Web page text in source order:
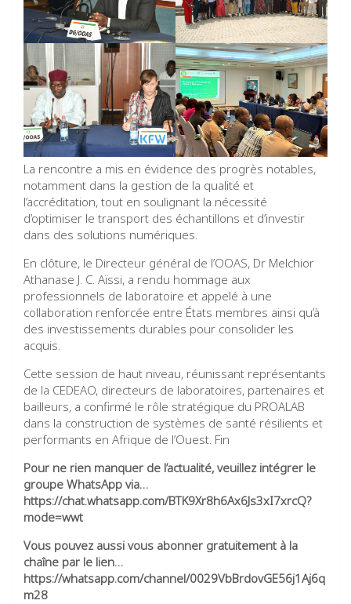
La rencontre a mis en évidence des progrès notables,
notamment dans la gestion de la qualité et
l’accréditation, tout en soulignant la nécessité
d’optimiser le transport des échantillons et d’investir
dans des solutions numériques.
En clôture, le Directeur général de l’OOAS, Dr Melchior
Athanase J. C. Aïssi, a rendu hommage aux
professionnels de laboratoire et appelé à une
collaboration renforcée entre États membres ainsi qu’à
des investissements durables pour consolider les
acquis.
Cette session de haut niveau, réunissant représentants
de la CEDEAO, directeurs de laboratoires, partenaires et
bailleurs, a confirmé le rôle stratégique du PROALAB
dans la construction de systèmes de santé résilients et
performants en Afrique de l’Ouest. Fin
Pour ne rien manquer de l’actualité, veuillez intégrer le
groupe WhatsApp via…
https://chat.whatsapp.com/BTK9Xr8h6Ax6Js3xI7xrcQ?
mode=wwt
Vous pouvez aussi vous abonner gratuitement à la
chaîne par le lien…
https://whatsapp.com/channel/0029VbBrdovGE56j1Aj6q
m28